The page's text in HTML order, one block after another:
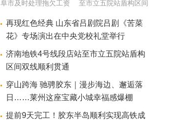
阜市及时处理拖欠工资
至市立五院站盾构区间
再现红色经典 山东省吕剧院吕剧《苦菜
花》专场演出在中央党校礼堂举行
济南地铁4号线段店站至市立五院站盾构
区间双线顺利贯通
穿山跨海 驰骋胶东｜漫步海边、邂逅落
日……莱州这座宝藏小城幸福感爆棚
提前9天完工！胶东半岛顺利实现高铁成